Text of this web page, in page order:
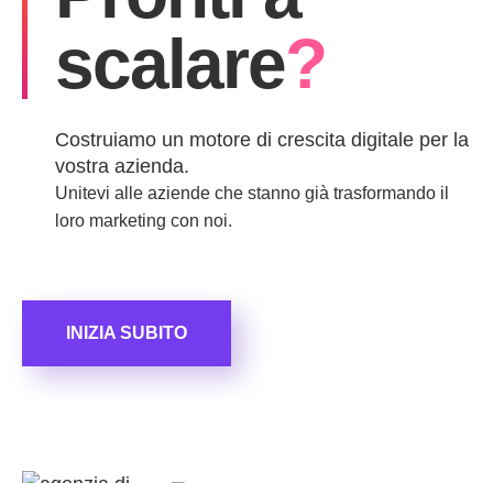
scalare?
Costruiamo un motore di crescita digitale per la
vostra azienda.
Unitevi alle aziende che stanno già trasformando il
loro marketing con noi.
INIZIA SUBITO